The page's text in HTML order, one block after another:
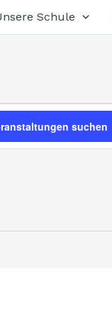
Schule
suchen